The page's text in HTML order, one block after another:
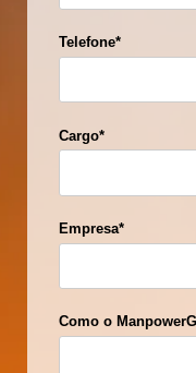
Telefone*
Cargo*
Empresa*
Como o